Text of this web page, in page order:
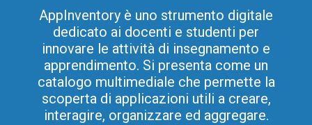
AppInventory è uno strumento digitale
dedicato ai docenti e studenti per
innovare le attività di insegnamento e
apprendimento. Si presenta come un
catalogo multimediale che permette la
scoperta di applicazioni utili a creare,
interagire, organizzare ed aggregare.